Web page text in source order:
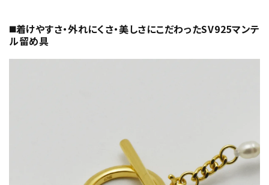
◼️着けやすさ・外れにくさ・美しさにこだわったSV925マンテ
ル留め具